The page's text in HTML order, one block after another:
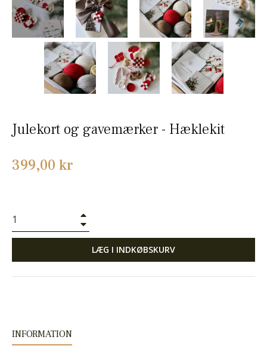
Julekort og gavemærker - Hæklekit
Normalpris
399,00 kr
LÆG I INDKØBSKURV
INFORMATION